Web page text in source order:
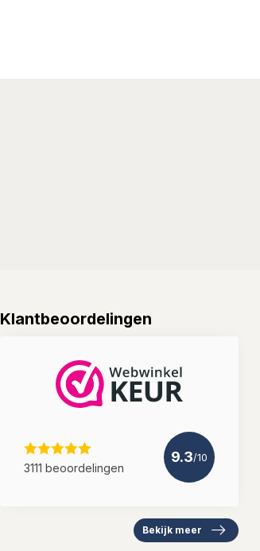
Klantbeoordelingen
3111 beoordelingen
9.3/10
Bekijk meer